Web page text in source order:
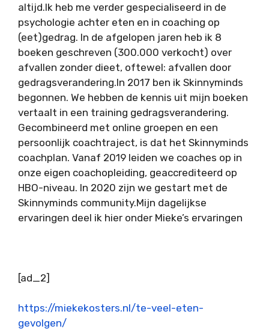
altijd.Ik heb me verder gespecialiseerd in de
psychologie achter eten en in coaching op
(eet)gedrag. In de afgelopen jaren heb ik 8
boeken geschreven (300.000 verkocht) over
afvallen zonder dieet, oftewel: afvallen door
gedragsverandering.In 2017 ben ik Skinnyminds
begonnen. We hebben de kennis uit mijn boeken
vertaalt in een training gedragsverandering.
Gecombineerd met online groepen en een
persoonlijk coachtraject, is dat het Skinnyminds
coachplan. Vanaf 2019 leiden we coaches op in
onze eigen coachopleiding, geaccrediteerd op
HBO-niveau. In 2020 zijn we gestart met de
Skinnyminds community.Mijn dagelijkse
ervaringen deel ik hier onder Mieke’s ervaringen
[ad_2]
https://miekekosters.nl/te-veel-eten-
gevolgen/